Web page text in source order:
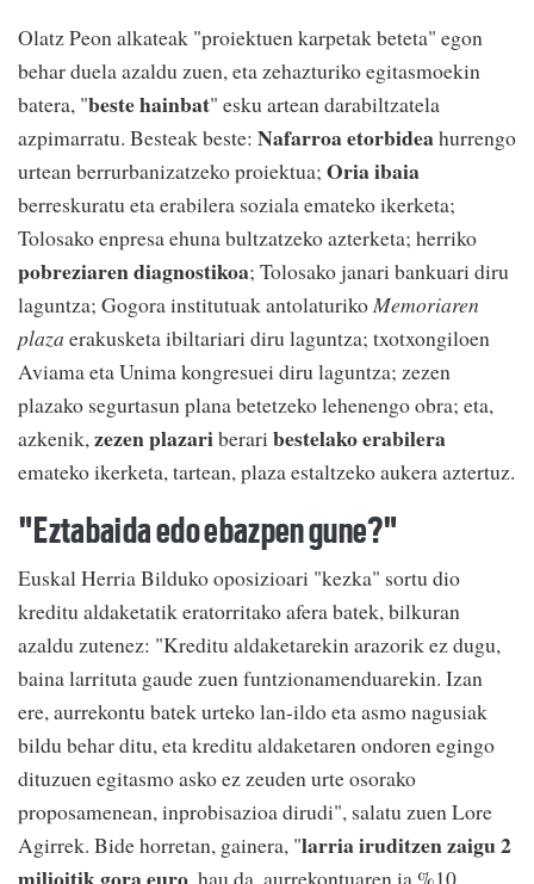
Olatz Peon alkateak "proiektuen karpetak beteta" egon
behar duela azaldu zuen, eta zehazturiko egitasmoekin
batera, "beste hainbat" esku artean darabiltzatela
azpimarratu. Besteak beste: Nafarroa etorbideahurrengo
urtean berrurbanizatzeko proiektua; Oria ibaia
berreskuratu eta erabilera soziala emateko ikerketa;
Tolosako enpresa ehuna bultzatzeko azterketa; herriko
pobreziaren diagnostikoa; Tolosako janari bankuari diru
laguntza; Gogora institutuak antolaturikoMemoriaren
plaza erakusketa ibiltariari diru laguntza; txotxongiloen
Aviama eta Unima kongresuei diru laguntza; zezen
plazako segurtasun plana betetzeko lehenengo obra; eta,
azkenik,zezen plazariberaribestelako erabilera
emateko ikerketa, tartean, plaza estaltzeko aukera aztertuz.
"Eztabaida edo ebazpen gune?"
Euskal Herria Bilduko oposizioari "kezka" sortu dio
kreditu aldaketatik eratorritako afera batek, bilkuran
azaldu zutenez: "Kreditu aldaketarekin arazorik ez dugu,
baina larrituta gaude zuen funtzionamenduarekin. Izan
ere, aurrekontu batek urteko lan-ildo eta asmo nagusiak
bildu behar ditu, eta kreditu aldaketaren ondoren egingo
dituzuen egitasmo asko ez zeuden urte osorako
proposamenean, inprobisazioa dirudi", salatu zuen Lore
Agirrek. Bide horretan, gainera, "larria iruditzen zaigu 2
, hau da, aurrekontuaren ia %10,